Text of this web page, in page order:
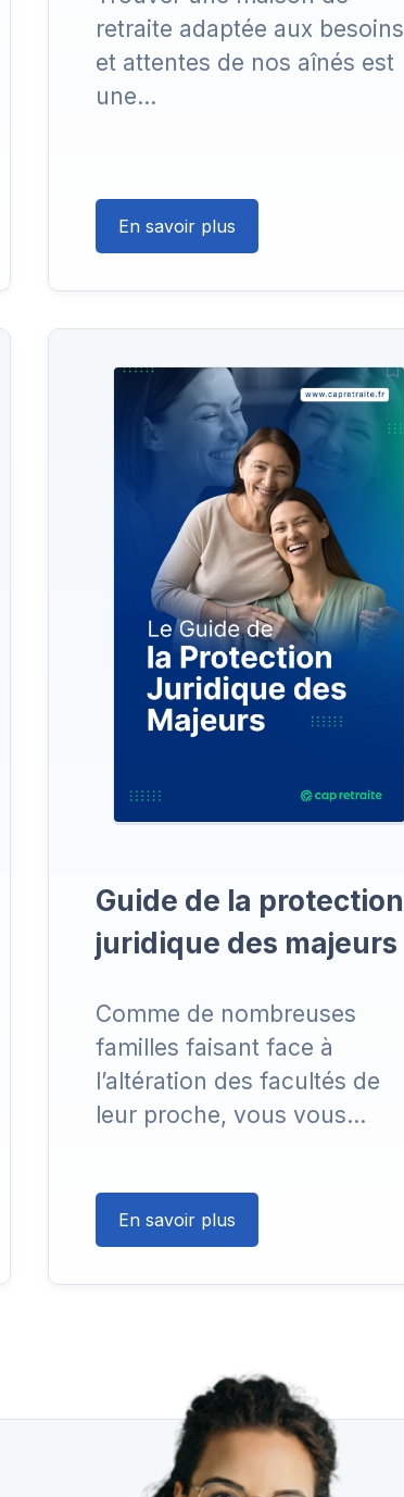
retraite adaptée aux besoins
et attentes de nos aînés est
une…
En savoir plus
Guide de la protection
juridique des majeurs
Comme de nombreuses
familles faisant face à
l’altération des facultés de
leur proche, vous vous…
En savoir plus